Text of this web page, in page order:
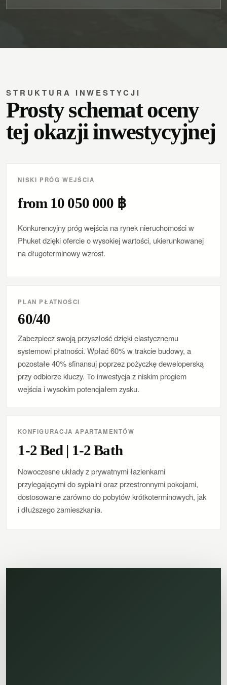
STRUKTURA INWESTYCJI
Prosty schemat oceny
tej okazji inwestycyjnej
NISKI PRÓG WEJŚCIA
from 10 050 000 ฿
Konkurencyjny próg wejścia na rynek nieruchomości w
Phuket dzięki ofercie o wysokiej wartości, ukierunkowanej
na długoterminowy wzrost.
PLAN PŁATNOŚCI
60/40
Zabezpiecz swoją przyszłość dzięki elastycznemu
systemowi płatności. Wpłać 60% w trakcie budowy, a
pozostałe 40% sfinansuj poprzez pożyczkę deweloperską
przy odbiorze kluczy. To inwestycja z niskim progiem
wejścia i wysokim potencjałem zysku.
KONFIGURACJA APARTAMENTÓW
1-2 Bed | 1-2 Bath
Nowoczesne układy z prywatnymi łazienkami
przylegającymi do sypialni oraz przestronnymi pokojami,
dostosowane zarówno do pobytów krótkoterminowych, jak
i dłuższego zamieszkania.